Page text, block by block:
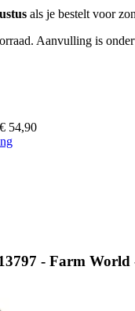
als je bestelt voor
Aanvulling is
54,90
- Farm